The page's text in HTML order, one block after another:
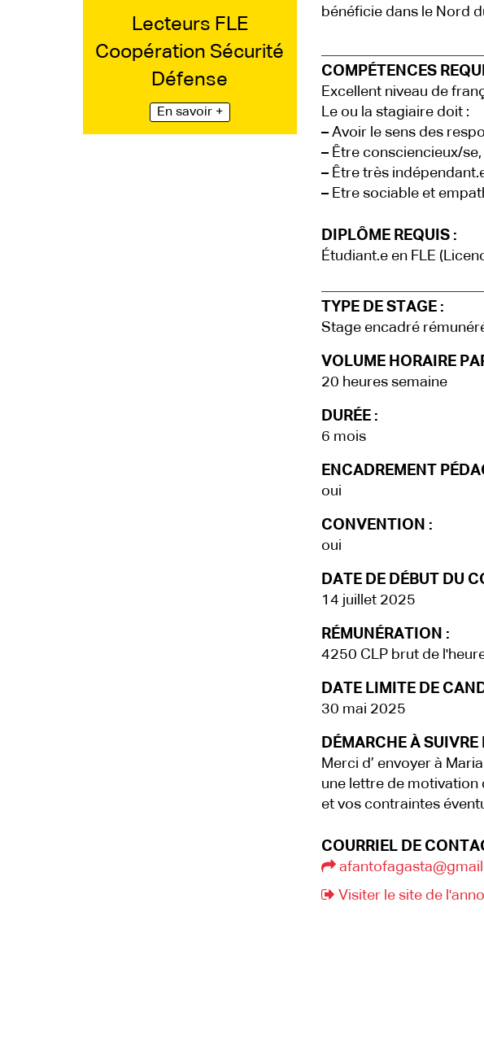
Lecteurs FLE
Coopération Sécurité
Défense
En savoir +
bénéficie dans le Nord
COMPÉTENCES
Excellent niveau de
Le ou la stagiaire doit :
–Avoir le sens des
–Être consciencieux/se,
–Être très
–Etre sociable et
DIPLÔME REQUIS :
Étudiant.e en FLE
TYPE DE STAGE :
Stage encadré
VOLUME HORAIRE
20 heures semaine
DURÉE :
6 mois
ENCADREMENT
oui
CONVENTION :
oui
DATE DE DÉBUT DU
14 juillet 2025
RÉMUNÉRATION :
4250 CLP brut de
DATE LIMITE DE
30 mai 2025
DÉMARCHE À
Merci d’ envoyer à
une lettre de motivation
et vos contraintes
COURRIEL DE
Visiter le site de